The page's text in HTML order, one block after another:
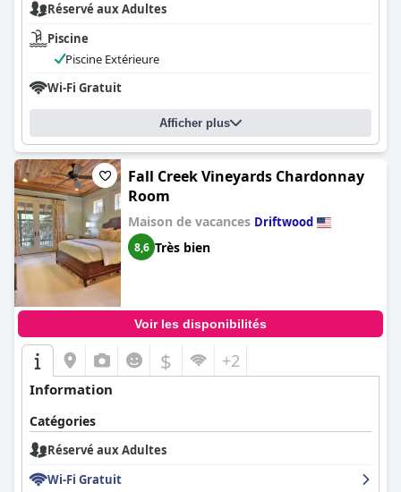
Réservé aux Adultes
Piscine
Piscine Extérieure
Wi-Fi Gratuit
Afficher plus
Fall Creek Vineyards Chardonnay
Room
Maison de vacances Driftwood
8,6 Très bien
Voir les disponibilités
$ +2
Information
Catégories
Réservé aux Adultes
Wi-Fi Gratuit